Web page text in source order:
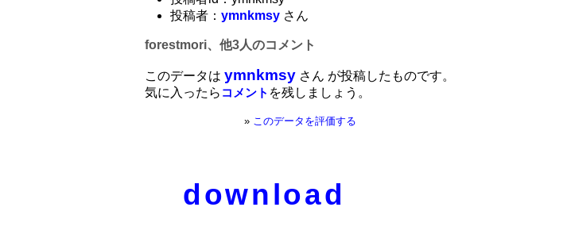
投稿者： ymnkmsy さん
forestmori、他3人のコメント
このデータは ymnkmsy さん が投稿したものです。
気に入ったら コメント を残しましょう。
» このデータを評価する
download